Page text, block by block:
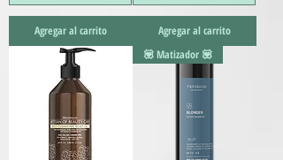
Agregar al carrito Agregar al carrito
💟 Matizador 💟